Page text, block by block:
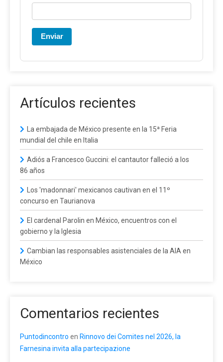
Enviar
Artículos recientes
La embajada de México presente en la 15ª Feria
mundial del chile en Italia
Adiós a Francesco Guccini: el cantautor falleció a los
86 años
Los 'madonnari' mexicanos cautivan en el 11º
concurso en Taurianova
El cardenal Parolin en México, encuentros con el
gobierno y la Iglesia
Cambian las responsables asistenciales de la AIA en
México
Comentarios recientes
Puntodincontro en Rinnovo dei Comites nel 2026, la
Farnesina invita alla partecipazione